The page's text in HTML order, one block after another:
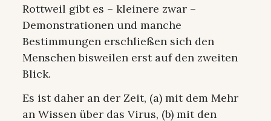
Rottweil gibt es – kleinere zwar –
Demonstrationen und manche
Bestimmungen erschließen sich den
Menschen bisweilen erst auf den zweiten
Blick.
Es ist daher an der Zeit, (a) mit dem Mehr
an Wissen über das Virus, (b) mit den